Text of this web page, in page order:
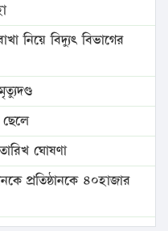
নিয়ে বিদ্যুৎ বিভাগের
ঘোষণা
প্রতিষ্ঠানকে ৪০হাজার